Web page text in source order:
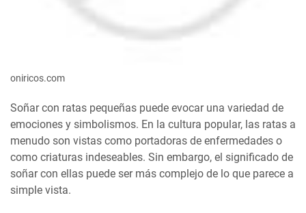
oniricos.com
Soñar con ratas pequeñas puede evocar una variedad de
emociones y simbolismos. En la cultura popular, las ratas a
menudo son vistas como portadoras de enfermedades o
como criaturas indeseables. Sin embargo, el significado de
soñar con ellas puede ser más complejo de lo que parece a
simple vista.